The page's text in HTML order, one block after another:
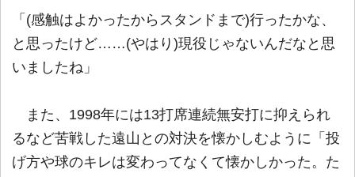
「(感触はよかったからスタンドまで)行ったかな、
と思ったけど……(やはり)現役じゃないんだなと思
いましたね」
また、1998年には13打席連続無安打に抑えられ
るなど苦戦した遠山との対決を懐かしむように「投
げ方や球のキレは変わってなくて懐かしかった。た